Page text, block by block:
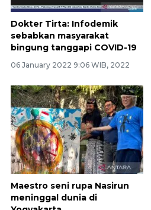
Dokter Tirta: Infodemik
sebabkan masyarakat
bingung tanggapi COVID-19
06 January 2022 9:06 WIB, 2022
Maestro seni rupa Nasirun
meninggal dunia di
kopi
15 June